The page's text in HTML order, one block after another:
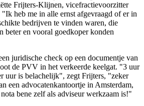
Frijters-Klijnen, vicefractievoorzitter
heb me in alle ernst afgevraagd of er in
bedrijven te vinden waren, die
beter en vooral goedkoper konden
juridische check op een documentje van
de PVV in het verkeerde keelgat. "3 uur
uur is belachelijk", zegt Frijters, "zeker
een advocatenkantoortje in Amsterdam,
bene zelf als adviseur werkzaam is!"